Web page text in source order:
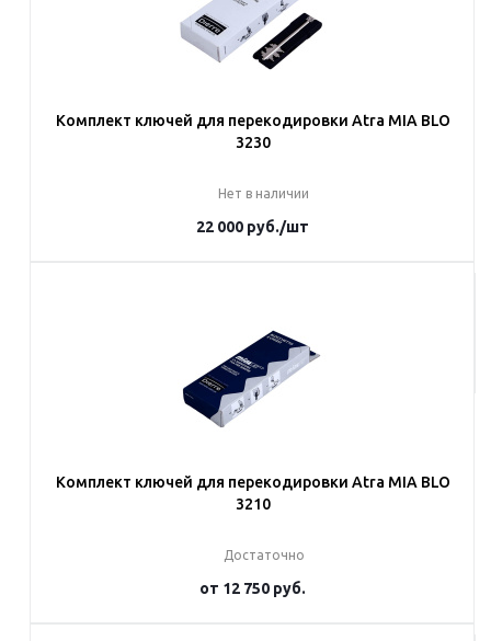
Комплект ключей для перекодировки Atra MIA BLO
3230
Нет в наличии
22 000 руб./шт
Наши менеджеры обязательно свяжутся с вами и уточнят условия
заказа
Комплект ключей для перекодировки Atra MIA BLO
3210
Достаточно
от 12 750 руб.